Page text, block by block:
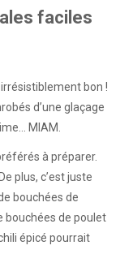
faciles
bon !
d’une glaçage
MIAM.
à préparer.
plus, c’est juste
bouchées de
bouchées de poulet
épicé pourrait